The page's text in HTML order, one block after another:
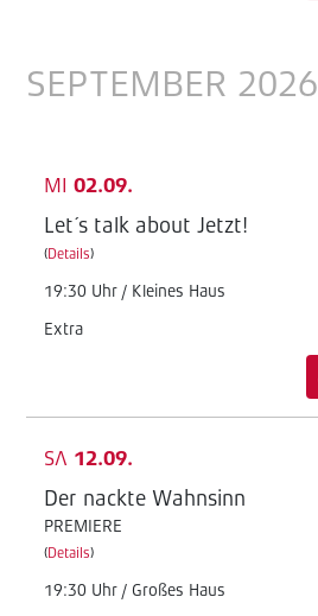
SEPTEMBER 2026
MI 02.09.
Let´s talk about Jetzt!
(Details)
19:30 Uhr / Kleines Haus
Extra
SA 12.09.
Der nackte Wahnsinn
PREMIERE
(Details)
19:30 Uhr / Großes Haus